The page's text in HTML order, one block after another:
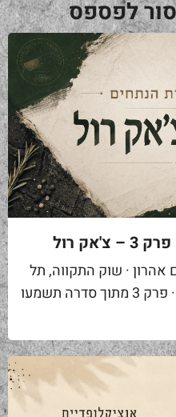
לפספס
רול
אהרון · שוק התקווה, תל
אביב אנציקלופדיית הנתחים · פרק 3 מתוך סדרה תשמעו
הבשר הטובות...